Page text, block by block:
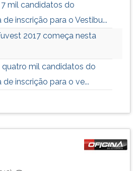
mil candidatos do
inscrição para o Vestibu...
2017 começa nesta
mil candidatos do
inscrição para o ve...